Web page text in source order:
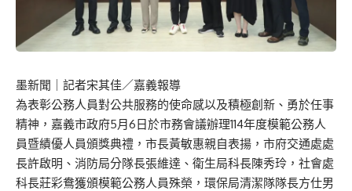
墨新聞 ｜記者宋其佳／嘉義報導
為表彰公務人員對公共服務的使命感以及積極創新、勇於任事
精神，嘉義市政府5月6日於市務會議辦理114年度模範公務人
員暨績優人員頒獎典禮，市長黃敏惠親自表揚，市府交通處處
長許啟明、消防局分隊長張維達、衛生局科長陳秀玲，社會處
科長莊彩鴦獲頒模範公務人員殊榮，環保局清潔隊隊長方仕男